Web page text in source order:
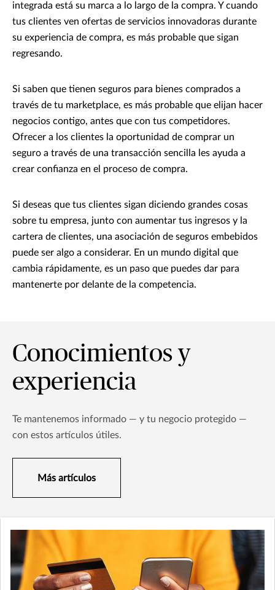
integrada está su marca a lo largo de la compra. Y cuando
tus clientes ven ofertas de servicios innovadoras durante
su experiencia de compra, es más probable que sigan
regresando.
Si saben que tienen seguros para bienes comprados a
través de tu marketplace, es más probable que elijan hacer
negocios contigo, antes que con tus competidores.
Ofrecer a los clientes la oportunidad de comprar un
seguro a través de una transacción sencilla les ayuda a
crear confianza en el proceso de compra.
Si deseas que tus clientes sigan diciendo grandes cosas
sobre tu empresa, junto con aumentar tus ingresos y la
cartera de clientes, una asociación de seguros embebidos
puede ser algo a considerar. En un mundo digital que
cambia rápidamente, es un paso que puedes dar para
mantenerte por delante de la competencia.
Conocimientos y
experiencia
Te mantenemos informado — y tu negocio protegido —
con estos artículos útiles.
Más artículos